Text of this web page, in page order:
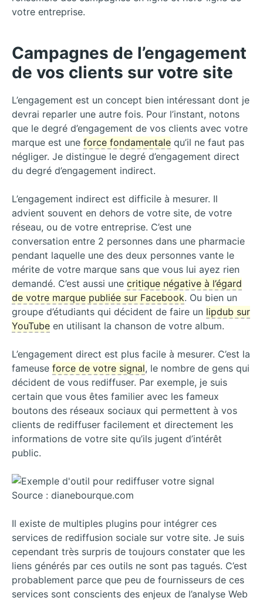
votre entreprise.
Campagnes de l’engagement
de vos clients sur votre site
L’engagement est un concept bien intéressant dont je
devrai reparler une autre fois. Pour l’instant, notons
que le degré d’engagement de vos clients avec votre
marque est une force fondamentale qu’il ne faut pas
négliger. Je distingue le degré d’engagement direct
du degré d’engagement indirect.
L’engagement indirect est difficile à mesurer. Il
advient souvent en dehors de votre site, de votre
réseau, ou de votre entreprise. C’est une
conversation entre 2 personnes dans une pharmacie
pendant laquelle une des deux personnes vante le
mérite de votre marque sans que vous lui ayez rien
demandé. C’est aussi une critique négative à l’égard
de votre marque publiée sur Facebook. Ou bien un
groupe d’étudiants qui décident de faire un lipdub sur
YouTube en utilisant la chanson de votre album.
L’engagement direct est plus facile à mesurer. C’est la
fameuse force de votre signal, le nombre de gens qui
décident de vous rediffuser. Par exemple, je suis
certain que vous êtes familier avec les fameux
boutons des réseaux sociaux qui permettent à vos
clients de rediffuser facilement et directement les
informations de votre site qu’ils jugent d’intérêt
public.
Source : dianebourque.com
Il existe de multiples plugins pour intégrer ces
services de rediffusion sociale sur votre site. Je suis
cependant très surpris de toujours constater que les
liens générés par ces outils ne sont pas tagués. C’est
probablement parce que peu de fournisseurs de ces
services sont conscients des enjeux de l’analyse Web